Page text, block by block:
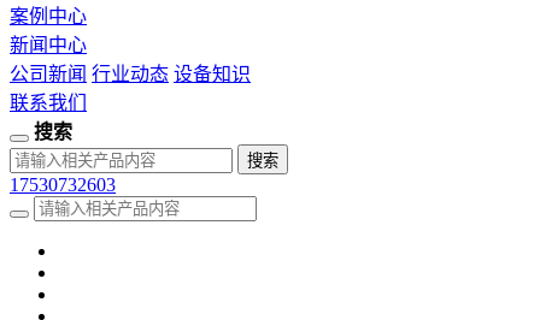
案例中心
新闻中心
公司新闻 行业动态 设备知识
联系我们
搜索
17530732603